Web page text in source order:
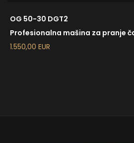
OG 50-30 DGT2
Profesionalna mašina za pranje
1.550,00 EUR